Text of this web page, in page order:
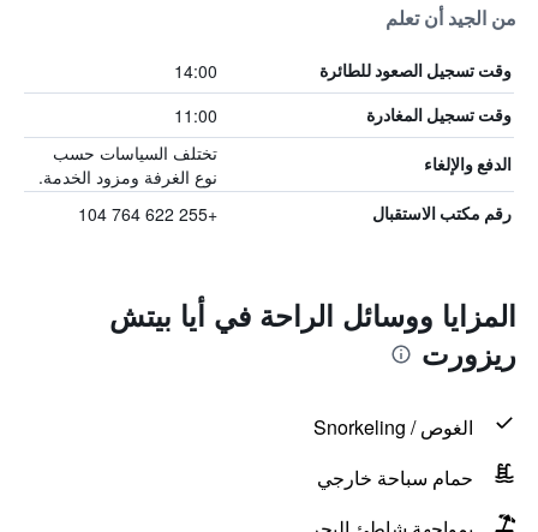
من الجيد أن تعلم
وقت تسجيل الصعود للطائرة 14:00
وقت تسجيل المغادرة 11:00
الدفع والإلغاء
تختلف السياسات حسب
نوع الغرفة ومزود الخدمة.
رقم مكتب الاستقبال +255 622 764 104
المزايا ووسائل الراحة في أيا بيتش
ريزورت
الغوص / Snorkeling
حمام سباحة خارجي